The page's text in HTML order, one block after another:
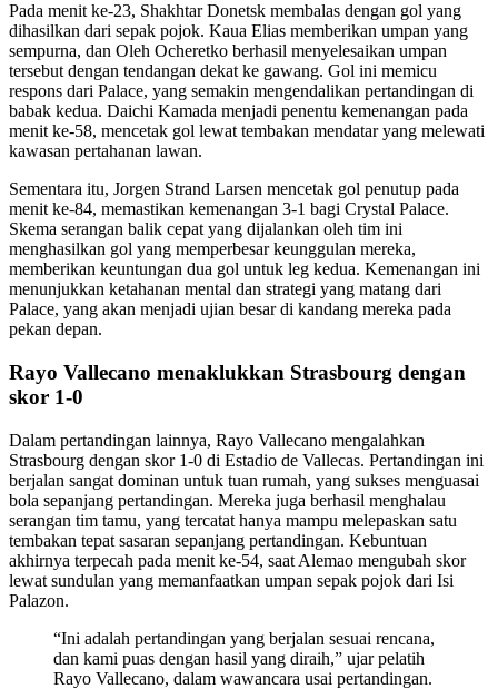
Pada menit ke-23, Shakhtar Donetsk membalas dengan gol yang
dihasilkan dari sepak pojok. Kaua Elias memberikan umpan yang
sempurna, dan Oleh Ocheretko berhasil menyelesaikan umpan
tersebut dengan tendangan dekat ke gawang. Gol ini memicu
respons dari Palace, yang semakin mengendalikan pertandingan di
babak kedua. Daichi Kamada menjadi penentu kemenangan pada
menit ke-58, mencetak gol lewat tembakan mendatar yang melewati
kawasan pertahanan lawan.
Sementara itu, Jorgen Strand Larsen mencetak gol penutup pada
menit ke-84, memastikan kemenangan 3-1 bagi Crystal Palace.
Skema serangan balik cepat yang dijalankan oleh tim ini
menghasilkan gol yang memperbesar keunggulan mereka,
memberikan keuntungan dua gol untuk leg kedua. Kemenangan ini
menunjukkan ketahanan mental dan strategi yang matang dari
Palace, yang akan menjadi ujian besar di kandang mereka pada
pekan depan.
Rayo Vallecano menaklukkan Strasbourg dengan
skor 1-0
Dalam pertandingan lainnya, Rayo Vallecano mengalahkan
Strasbourg dengan skor 1-0 di Estadio de Vallecas. Pertandingan ini
berjalan sangat dominan untuk tuan rumah, yang sukses menguasai
bola sepanjang pertandingan. Mereka juga berhasil menghalau
serangan tim tamu, yang tercatat hanya mampu melepaskan satu
tembakan tepat sasaran sepanjang pertandingan. Kebuntuan
akhirnya terpecah pada menit ke-54, saat Alemao mengubah skor
lewat sundulan yang memanfaatkan umpan sepak pojok dari Isi
Palazon.
“Ini adalah pertandingan yang berjalan sesuai rencana,
dan kami puas dengan hasil yang diraih,” ujar pelatih
Rayo Vallecano, dalam wawancara usai pertandingan.